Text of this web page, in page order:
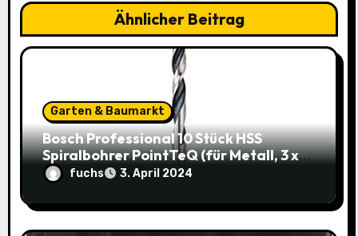
i
o
Ähnlicher Beitrag
Garten & Baumarkt
Bosch Professional 10 Stück HSS
Spiralbohrer PointTeQ (für Metall, 3 x
33 x 61 mm) – Top Deal: 3,49€ statt
8,48€
fuchs 3. April 2024